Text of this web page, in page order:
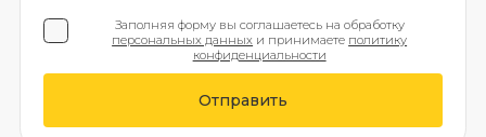
Заполняя форму вы соглашаетесь на обработку
персональных данных и принимаете политику
конфиденциальности
Отправить